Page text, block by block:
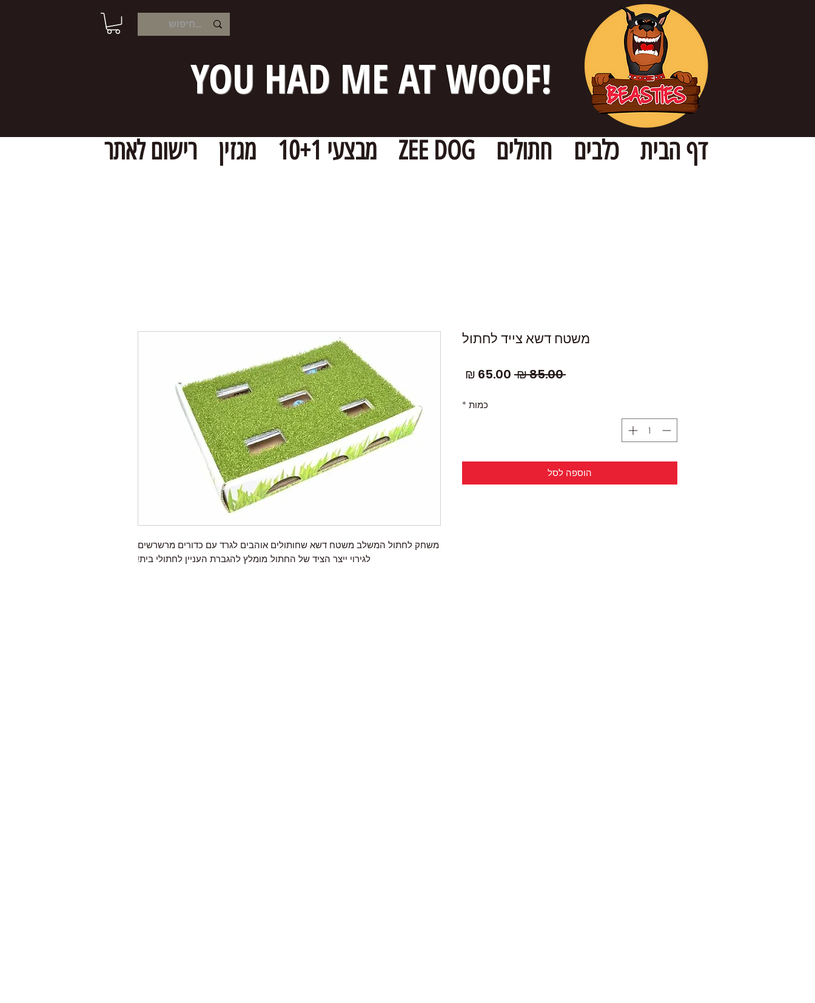
YOU HAD ME AT WOOF!
דף הבית כלבים חתולים ZEE DOG מבצעי 10+1 מגזין רישום לאתר
משחק לחתול המשלב משטח דשא שחותולים אוהבים לגרד עם כדורים מרשרשים
לגירוי ייצר הציד של החתול. מומלץ להגברת העניין לחתולי בית!
משטח דשא צייד לחתול
‏85.00 ‏₪
מחיר
כמות *
הוספה לסל